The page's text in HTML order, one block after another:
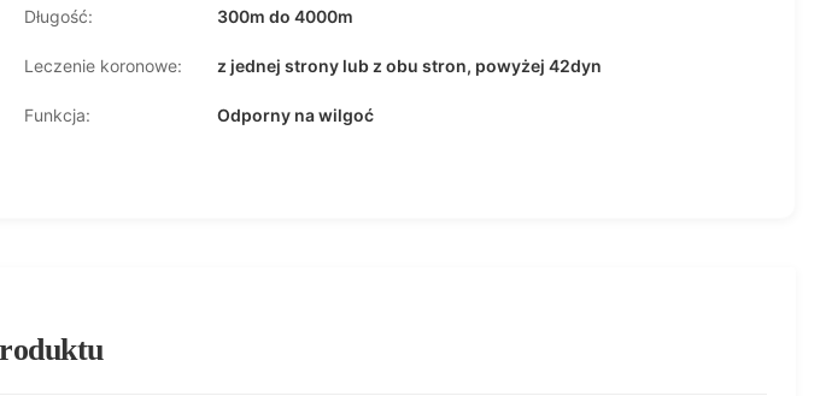
Długość: 300m do 4000m
Leczenie koronowe: z jednej strony lub z obu stron, powyżej 42dyn
Funkcja: Odporny na wilgoć